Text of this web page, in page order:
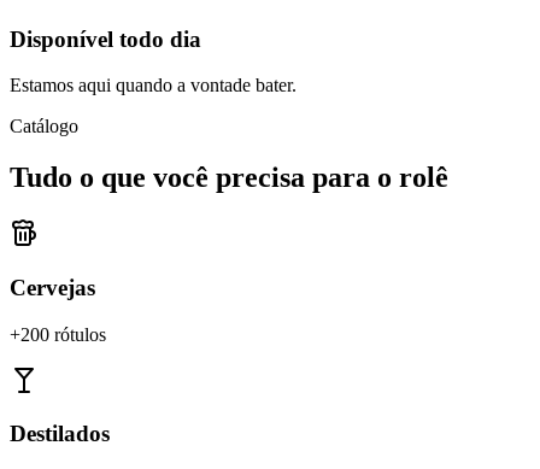
Disponível todo dia
Estamos aqui quando a vontade bater.
Catálogo
Tudo o que você precisa para o rolê
Cervejas
+200 rótulos
Destilados